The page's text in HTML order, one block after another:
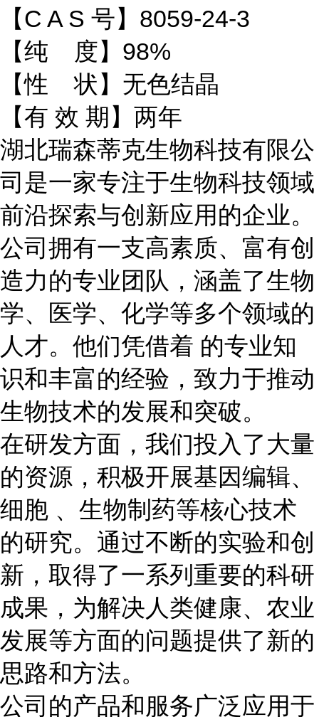
【C A S 号】8059-24-3
【纯 度】98%
【性 状】无色结晶
【有 效 期】两年
湖北瑞森蒂克生物科技有限公
司是一家专注于生物科技领域
前沿探索与创新应用的企业。
公司拥有一支高素质、富有创
造力的专业团队，涵盖了生物
学、医学、化学等多个领域的
人才。他们凭借着 的专业知
识和丰富的经验，致力于推动
生物技术的发展和突破。
在研发方面，我们投入了大量
的资源，积极开展基因编辑、
细胞 、生物制药等核心技术
的研究。通过不断的实验和创
新，取得了一系列重要的科研
成果，为解决人类健康、农业
发展等方面的问题提供了新的
思路和方法。
公司的产品和服务广泛应用于